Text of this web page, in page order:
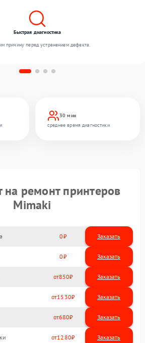
30 мин
среднее время диагностики
Быстрая диагностика
причину перед устранением дефекта.
на ремонт принтеров
Mimaki
0 Заказать
0 Заказать
850
1530
680
1280